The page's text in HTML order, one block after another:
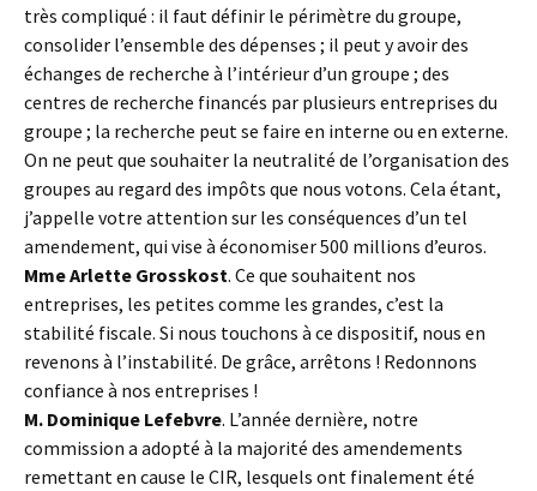
très compliqué : il faut définir le périmètre du groupe,
consolider l’ensemble des dépenses ; il peut y avoir des
échanges de recherche à l’intérieur d’un groupe ; des
centres de recherche financés par plusieurs entreprises du
groupe ; la recherche peut se faire en interne ou en externe.
On ne peut que souhaiter la neutralité de l’organisation des
groupes au regard des impôts que nous votons. Cela étant,
j’appelle votre attention sur les conséquences d’un tel
amendement, qui vise à économiser 500 millions d’euros.
Mme Arlette Grosskost. Ce que souhaitent nos
entreprises, les petites comme les grandes, c’est la
stabilité fiscale. Si nous touchons à ce dispositif, nous en
revenons à l’instabilité. De grâce, arrêtons ! Redonnons
confiance à nos entreprises !
M. Dominique Lefebvre. L’année dernière, notre
commission a adopté à la majorité des amendements
remettant en cause le CIR, lesquels ont finalement été